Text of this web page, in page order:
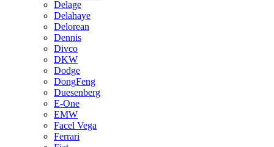
Delage
Delahaye
Delorean
Dennis
Divco
DKW
Dodge
DongFeng
Duesenberg
E-One
EMW
Facel Vega
Ferrari